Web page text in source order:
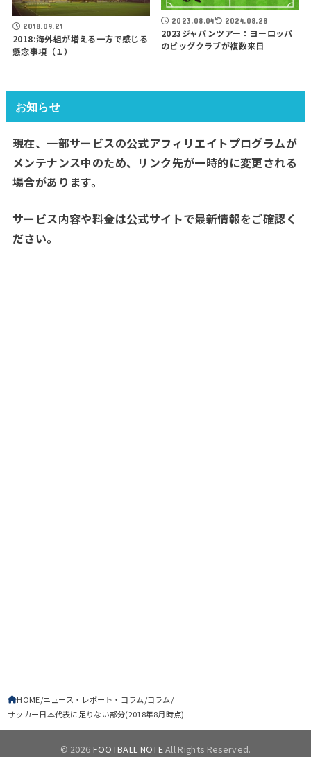
2018.09.21
2018:海外組が増える一方で感じる
懸念事項（１）
2023.08.04 2024.08.28
2023ジャパンツアー：ヨーロッパ
のビッグクラブが複数来日
お知らせ
現在、一部サービスの公式アフィリエイトプログラムが
メンテナンス中のため、リンク先が一時的に変更される
場合があります。
サービス内容や料金は公式サイトで最新情報をご確認く
ださい。
HOME ニュース・レポート・コラム コラム
サッカー日本代表に足りない部分(2018年8月時点)
© 2026 FOOTBALL NOTEAll Rights Reserved.